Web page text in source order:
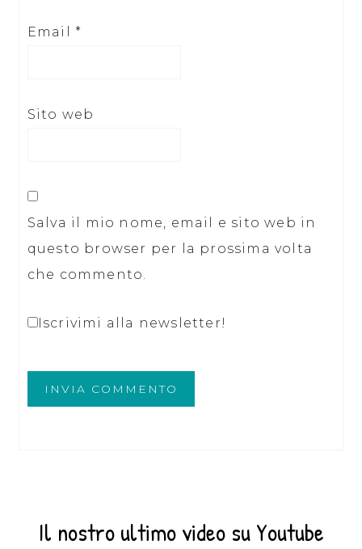
Email *
Sito web
Salva il mio nome, email e sito web in
questo browser per la prossima volta
che commento.
Iscrivimi alla newsletter!
Il nostro ultimo video su Youtube